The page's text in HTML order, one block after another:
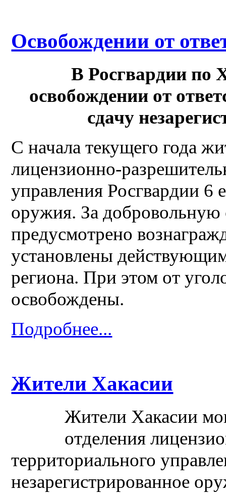
Освобождении от
В Росгвардии по
освобождении от
сдачу
С начала текущего года
лицензионно-
управления Росгвардии 6
оружия. За добровольную
предусмотрено
установлены
региона. При этом от
освобождены.
Подробнее...
Жители Хакасии
Жители Хакасии
отделения
территориального
незарегистрированное